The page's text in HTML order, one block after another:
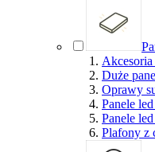
Duże
Oprawy
Panele
Panele
Plafony z